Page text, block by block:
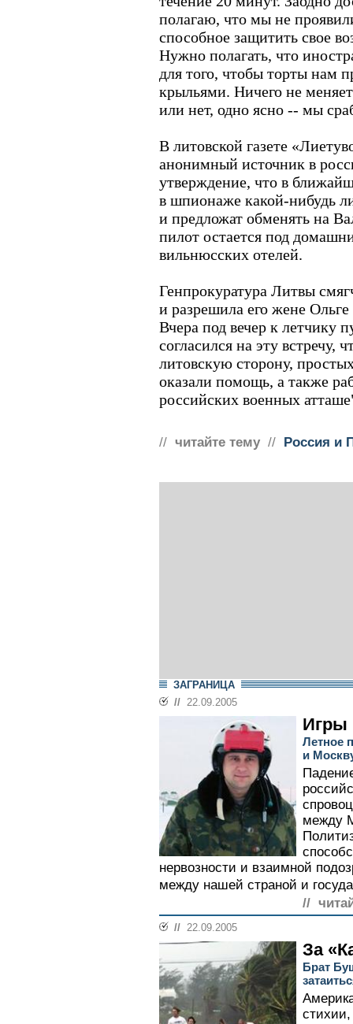
полагаю, что мы не
способное защитить свое
Нужно полагать, что
для того, чтобы торты нам
крыльями. Ничего не
или нет, одно ясно -- мы
В литовской газете
анонимный источник в
утверждение, что в
в шпионаже какой-нибудь
и предложат обменять на
пилот остается под
вильнюсских отелей.
Генпрокуратура Литвы
и разрешила его жене
Вчера под вечер к летчику
согласился на эту встречу,
литовскую сторону,
оказали помощь, а также
российских военных
// читайте тему // Россия и
ЗАГРАНИЦА
// 22.09.2005
Игры
Летное
и
между
нервозности и взаимной
между нашей страной и
//
// 22.09.2005
За
Брат